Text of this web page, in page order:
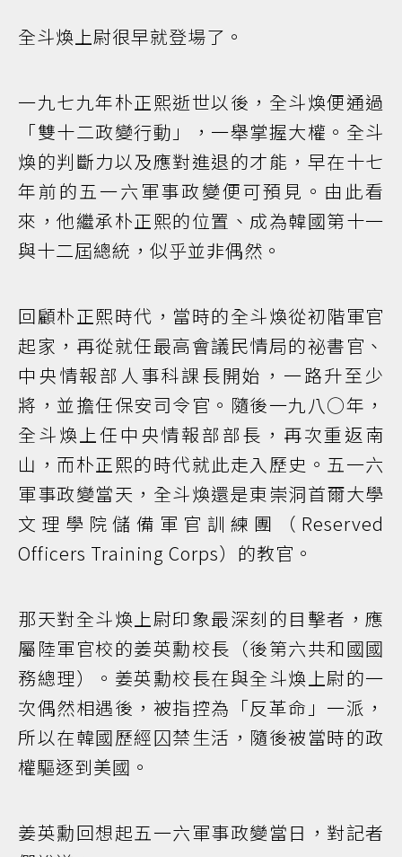
全斗煥上尉很早就登場了。
一九七九年朴正熙逝世以後，全斗煥便通過
「雙十二政變行動」，一舉掌握大權。全斗
煥的判斷力以及應對進退的才能，早在十七
年前的五一六軍事政變便可預見。由此看
來，他繼承朴正熙的位置、成為韓國第十一
與十二屆總統，似乎並非偶然。
回顧朴正熙時代，當時的全斗煥從初階軍官
起家，再從就任最高會議民情局的祕書官、
中央情報部人事科課長開始，一路升至少
將，並擔任保安司令官。隨後一九八○年，
全斗煥上任中央情報部部長，再次重返南
山，而朴正熙的時代就此走入歷史。五一六
軍事政變當天，全斗煥還是東崇洞首爾大學
文理學院儲備軍官訓練團（Reserved
Officers Training Corps）的教官。
那天對全斗煥上尉印象最深刻的目擊者，應
屬陸軍官校的姜英勳校長（後第六共和國國
務總理）。姜英勳校長在與全斗煥上尉的一
次偶然相遇後，被指控為「反革命」一派，
所以在韓國歷經囚禁生活，隨後被當時的政
權驅逐到美國。
姜英勳回想起五一六軍事政變當日，對記者